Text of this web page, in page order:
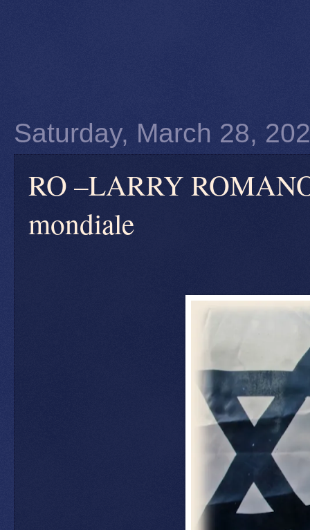
Saturday, March 28,
RO –LARRY
mondiale